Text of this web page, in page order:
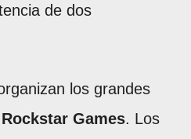
de dos
los grandes
Rockstar Games. Los